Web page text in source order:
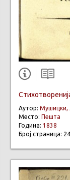
Аутор: Мушицки,
Место: Пешта
Година: 1838
Број страница: